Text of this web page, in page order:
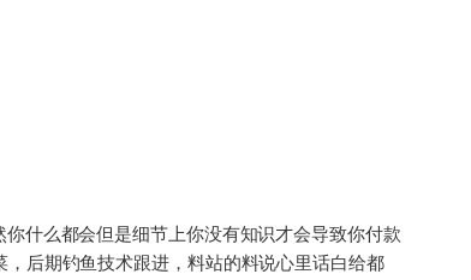
什么都会但是细节上你没有知识才会导致你付款
后期钓鱼技术跟进，料站的料说心里话白给都